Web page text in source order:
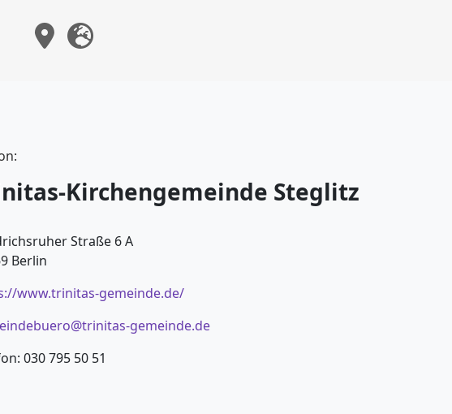
Kirchengemeinde Steglitz
Straße 6 A
Berlin
www.trinitas-gemeinde.de/
gemeinde.de
030 795 50 51